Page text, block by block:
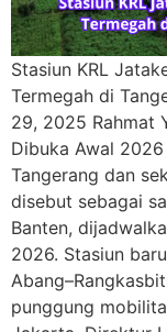
Stasiun KRL
Termegah di
29, 2025 Rahmat
Dibuka Awal
Tangerang dan
disebut sebagai
Banten,
2026. Stasiun
punggung